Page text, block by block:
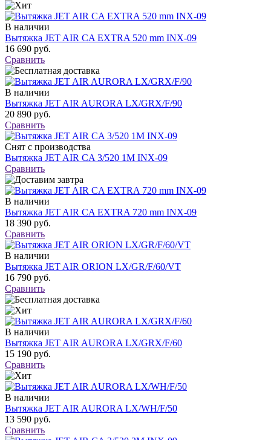
В наличии
Вытяжка JET AIR CA EXTRA 520 mm INX-09
16 690 руб.
Сравнить
В наличии
Вытяжка JET AIR AURORA LX/GRX/F/90
20 890 руб.
Сравнить
Снят с производства
Вытяжка JET AIR CA 3/520 1M INX-09
Сравнить
В наличии
Вытяжка JET AIR CA EXTRA 720 mm INX-09
18 390 руб.
Сравнить
В наличии
Вытяжка JET AIR ORION LX/GR/F/60/VT
16 790 руб.
Сравнить
В наличии
Вытяжка JET AIR AURORA LX/GRX/F/60
15 190 руб.
Сравнить
В наличии
Вытяжка JET AIR AURORA LX/WH/F/50
13 590 руб.
Сравнить